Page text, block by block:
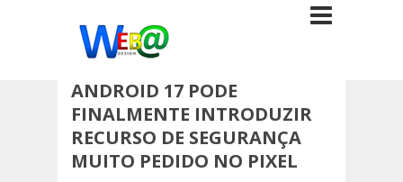
ANDROID 17 PODE
FINALMENTE INTRODUZIR
RECURSO DE SEGURANÇA
MUITO PEDIDO NO PIXEL